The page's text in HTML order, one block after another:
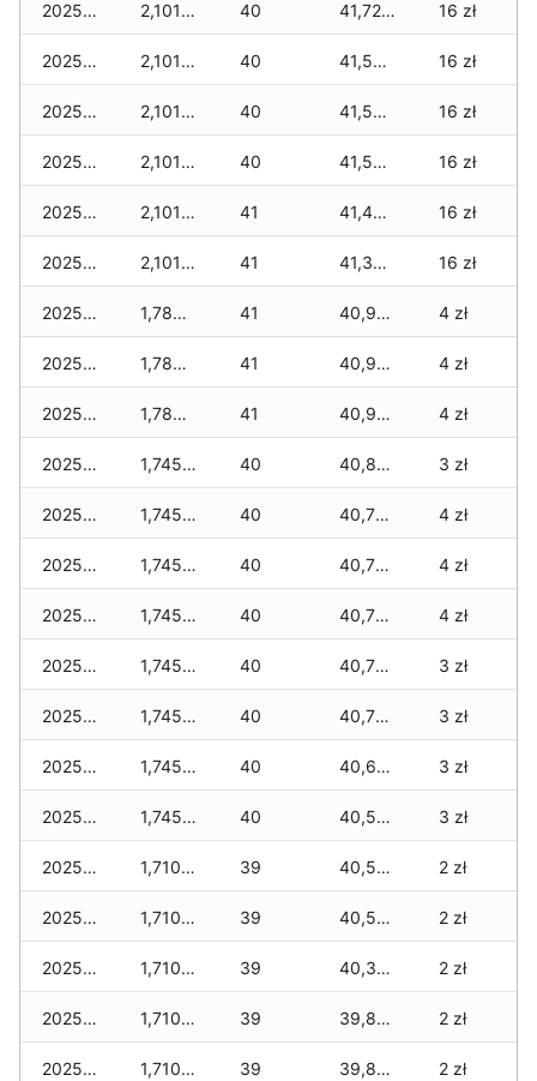
2025-12-21 2,101 zł 40 41,729 zł 16 zł
2025-12-20 2,101 zł 40 41,501 zł 16 zł
2025-12-19 2,101 zł 40 41,501 zł 16 zł
2025-12-18 2,101 zł 40 41,501 zł 16 zł
2025-12-17 2,101 zł 41 41,454 zł 16 zł
2025-12-16 2,101 zł 41 41,355 zł 16 zł
2025-12-15 1,780 zł 41 40,987 zł 4 zł
2025-12-14 1,780 zł 41 40,940 zł 4 zł
2025-12-13 1,780 zł 41 40,905 zł 4 zł
2025-12-12 1,745 zł 40 40,823 zł 3 zł
2025-12-11 1,745 zł 40 40,788 zł 4 zł
2025-12-10 1,745 zł 40 40,788 zł 4 zł
2025-12-09 1,745 zł 40 40,753 zł 4 zł
2025-12-08 1,745 zł 40 40,718 zł 3 zł
2025-12-07 1,745 zł 40 40,718 zł 3 zł
2025-12-06 1,745 zł 40 40,619 zł 3 zł
2025-12-05 1,745 zł 40 40,560 zł 3 zł
2025-12-04 1,710 zł 39 40,525 zł 2 zł
2025-12-03 1,710 zł 39 40,525 zł 2 zł
2025-12-02 1,710 zł 39 40,321 zł 2 zł
2025-12-01 1,710 zł 39 39,869 zł 2 zł
2025-11-30 1,710 zł 39 39,869 zł 2 zł